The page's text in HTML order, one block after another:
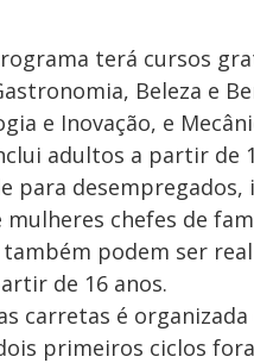
terá cursos
Beleza e
e Inovação, e
adultos a partir de
para desempregados,
mulheres chefes de
podem ser
de 16 anos.
carretas é
primeiros ciclos